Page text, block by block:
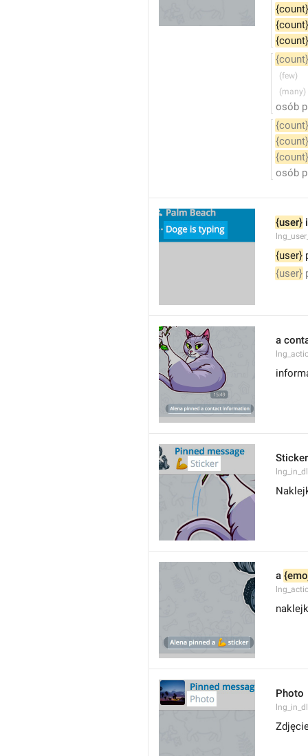
{count}
{count}
{count}
{count}
osób
{count}
{count}
{count}
osób
{user}
{user}
{user}
a
Sticker
a
Photo